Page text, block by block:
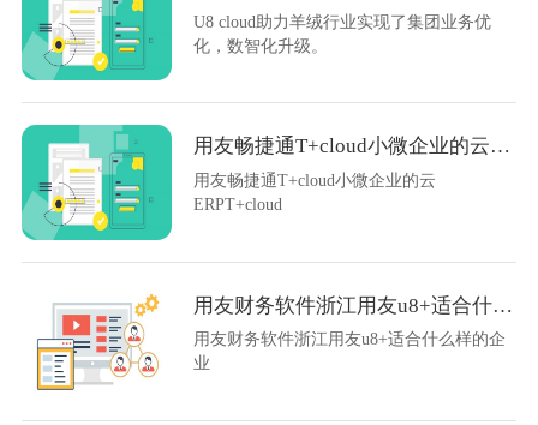
U8 cloud助力羊绒行业实现了集团业务优
化，数智化升级。
用友畅捷通T+cloud小微企业的云ERPT+cloud
用友畅捷通T+cloud小微企业的云
ERPT+cloud
用友财务软件浙江用友u8+适合什么样的企业
用友财务软件浙江用友u8+适合什么样的企
业